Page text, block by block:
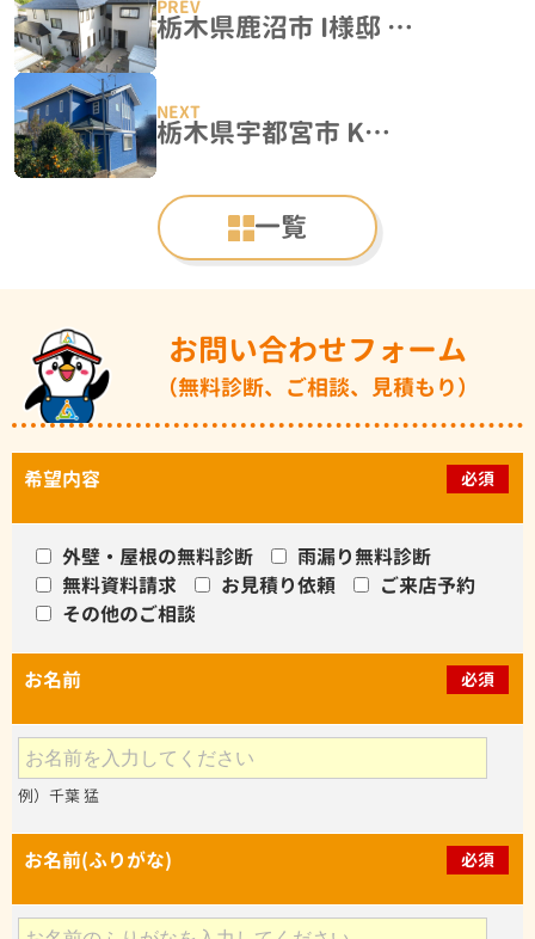
栃木県鹿沼市 I様邸 屋根塗装・外壁塗装工事
一覧
栃木県宇都宮市 K様邸 屋根カバー・外壁塗装工事
お問い合わせフォーム
（無料診断、ご相談、見積もり）
希望内容 必須
外壁・屋根の無料診断
雨漏り無料診断
無料資料請求
お見積り依頼
ご来店予約
その他のご相談
お名前 必須
例）千葉 猛
お名前(ふりがな) 必須